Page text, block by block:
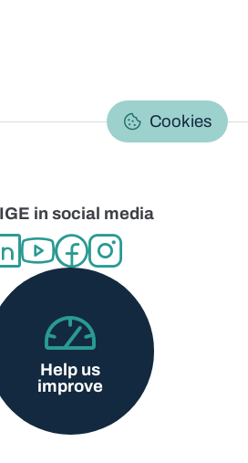
Cookies
in social media
Help us
improve